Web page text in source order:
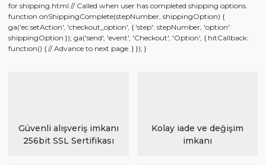
for shipping.html // Called when user has completed shipping options.
function onShippingComplete(stepNumber, shippingOption) {
ga('ec:setAction', 'checkout_option', { 'step': stepNumber, 'option':
shippingOption }); ga('send', 'event', 'Checkout', 'Option', { hitCallback:
function() { // Advance to next page. } }); }
Güvenli alışveriş imkanı
256bit SSL Sertifikası
Kolay iade ve değişim
imkanı